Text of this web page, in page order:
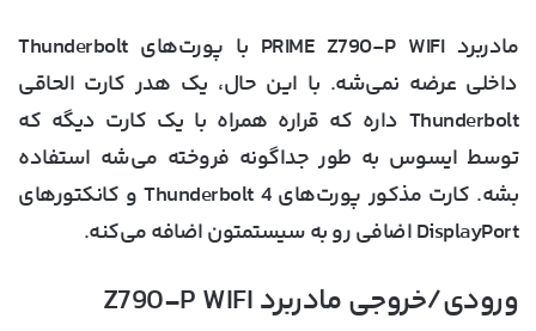
مادربرد PRIME Z790-P WIFI با پورت‌های Thunderbolt
داخلی عرضه نمی‌شه. با این حال، یک هدر کارت الحاقی
Thunderbolt داره که قراره همراه با یک کارت دیگه که
توسط ایسوس به طور جداگونه فروخته می‌شه استفاده
بشه. کارت مذکور پورت‌های Thunderbolt 4 و کانکتورهای
DisplayPort اضافی رو به سیستمتون اضافه می‌کنه.
ورودی/خروجی مادربرد Z790-P WIFI